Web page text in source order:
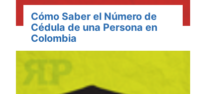
Cómo Saber el Número de
Cédula de una Persona en
Colombia